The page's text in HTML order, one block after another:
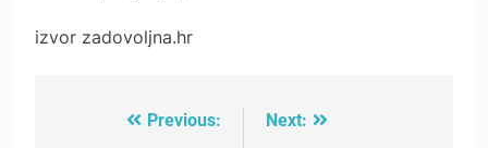
izvor zadovoljna.hr
Previous:
Next: